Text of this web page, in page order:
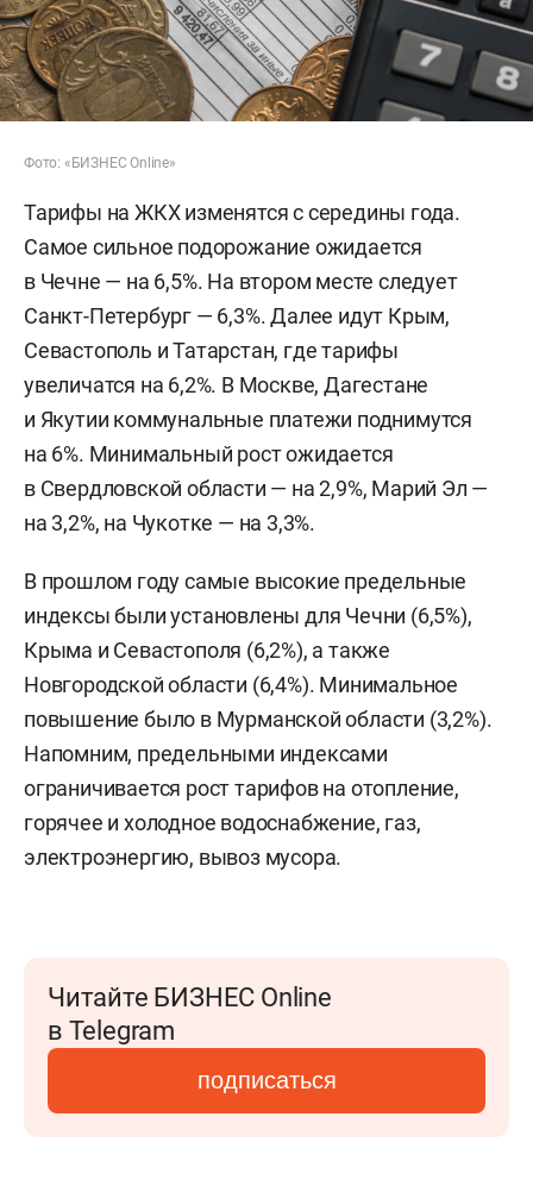
Фото: «БИЗНЕС Online»
Тарифы на ЖКХ изменятся с середины года.
Самое сильное подорожание ожидается
в Чечне — на 6,5%. На втором месте следует
Санкт-Петербург — 6,3%. Далее идут Крым,
Севастополь и Татарстан, где тарифы
увеличатся на 6,2%. В Москве, Дагестане
и Якутии коммунальные платежи поднимутся
на 6%. Минимальный рост ожидается
в Свердловской области — на 2,9%, Марий Эл —
на 3,2%, на Чукотке — на 3,3%.
В прошлом году самые высокие предельные
индексы были установлены для Чечни (6,5%),
Крыма и Севастополя (6,2%), а также
Новгородской области (6,4%). Минимальное
повышение было в Мурманской области (3,2%).
Напомним, предельными индексами
ограничивается рост тарифов на отопление,
горячее и холодное водоснабжение, газ,
электроэнергию, вывоз мусора.
Читайте БИЗНЕС Online
в Telegram
подписаться